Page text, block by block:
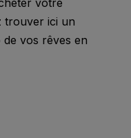
trouver ici un
vos rêves en